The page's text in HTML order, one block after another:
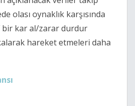
olası oynaklık karşısında
bir kar al/zarar durdur
hareket etmeleri daha